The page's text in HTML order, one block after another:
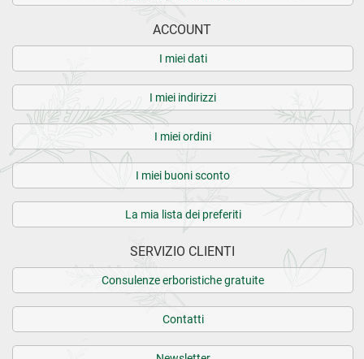
ACCOUNT
I miei dati
I miei indirizzi
I miei ordini
I miei buoni sconto
La mia lista dei preferiti
SERVIZIO CLIENTI
Consulenze erboristiche gratuite
Contatti